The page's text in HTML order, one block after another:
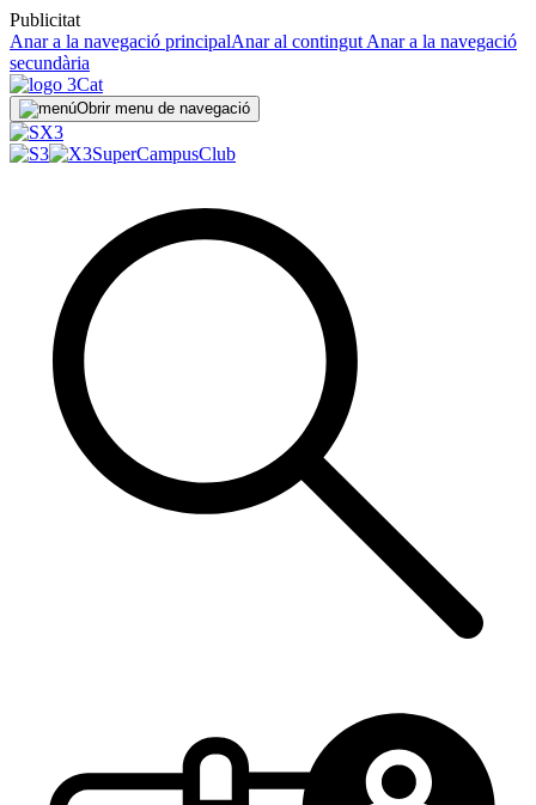
Publicitat
Anar a la navegació principalAnar al contingut Anar a la navegació
secundària
Obrir menu de navegació
SuperCampusClub